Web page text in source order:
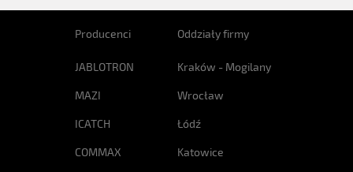
Producenci
JABLOTRON
MAZI
ICATCH
COMMAX
Oddziały firmy
Kraków - Mogilany
Wrocław
Łódź
Katowice